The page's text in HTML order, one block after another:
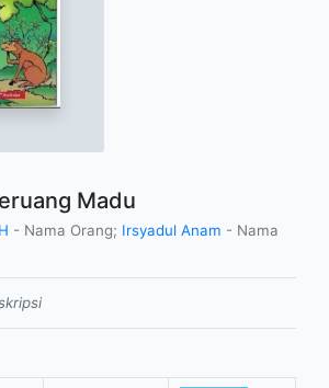
Madu
- Nama Orang; Irsyadul Anam - Nama